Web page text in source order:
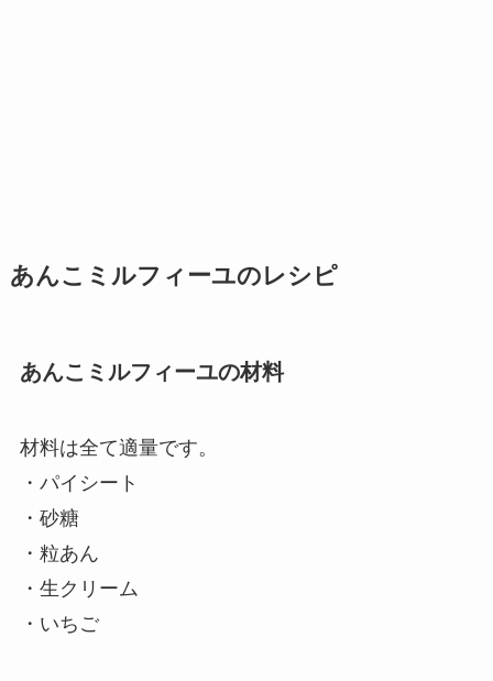
あんこミルフィーユのレシピ
あんこミルフィーユの材料
材料は全て適量です。
・パイシート
・砂糖
・粒あん
・生クリーム
・いちご